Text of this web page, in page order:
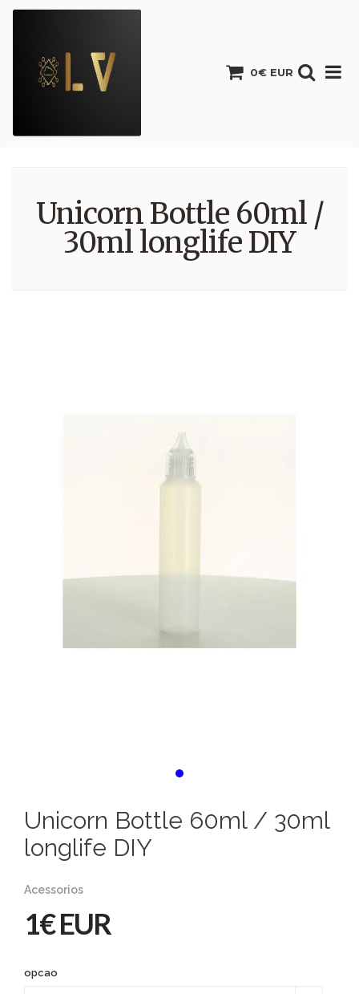
0€ EUR
Unicorn Bottle 60ml /
30ml longlife DIY
Unicorn Bottle 60ml / 30ml
longlife DIY
Acessorios
1€ EUR
opcao